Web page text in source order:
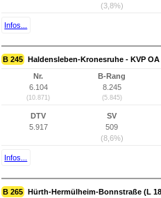
(3,8%)
Infos...
B 245 Haldensleben-Kronesruhe - KVP
Nr.
6.104
(10.871)
B-Rang
8.245
(5.845)
DTV
5.917
SV
509
(8,6%)
Infos...
B 265 Hürth-Hermülheim-Bonnstraße (L